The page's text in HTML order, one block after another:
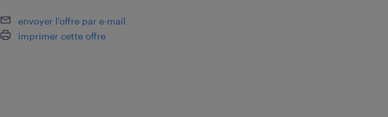
envoyer l'offre par e-mail
imprimer cette offre